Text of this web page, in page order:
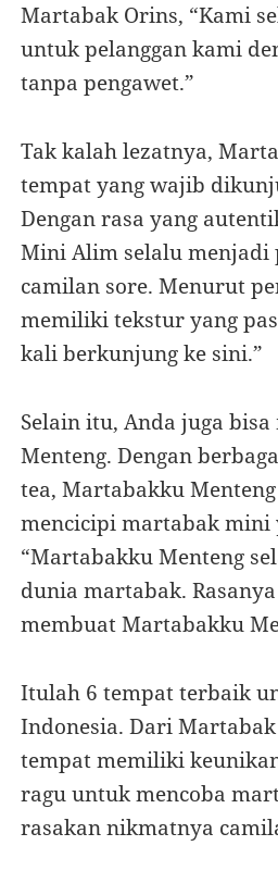
Martabak Orins, “Kami
untuk pelanggan kami
tanpa pengawet.”
Tak kalah lezatnya,
tempat yang wajib
Dengan rasa yang
Mini Alim selalu
camilan sore. Menurut
memiliki tekstur yang
kali berkunjung ke sini.”
Selain itu, Anda juga
Menteng. Dengan
tea, Martabakku
mencicipi martabak
“Martabakku Menteng
dunia martabak.
membuat Martabakku
Itulah 6 tempat terbaik
Indonesia. Dari
tempat memiliki
ragu untuk mencoba
rasakan nikmatnya